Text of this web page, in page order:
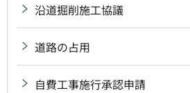
沿道掘削施工協議
道路の占用
自費工事施行承認申請